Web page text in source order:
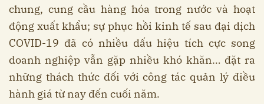
chung, cung cầu hàng hóa trong nước và hoạt
động xuất khẩu; sự phục hồi kinh tế sau đại dịch
COVID-19 đã có nhiều dấu hiệu tích cực song
doanh nghiệp vẫn gặp nhiều khó khăn… đặt ra
những thách thức đối với công tác quản lý điều
hành giá từ nay đến cuối năm.